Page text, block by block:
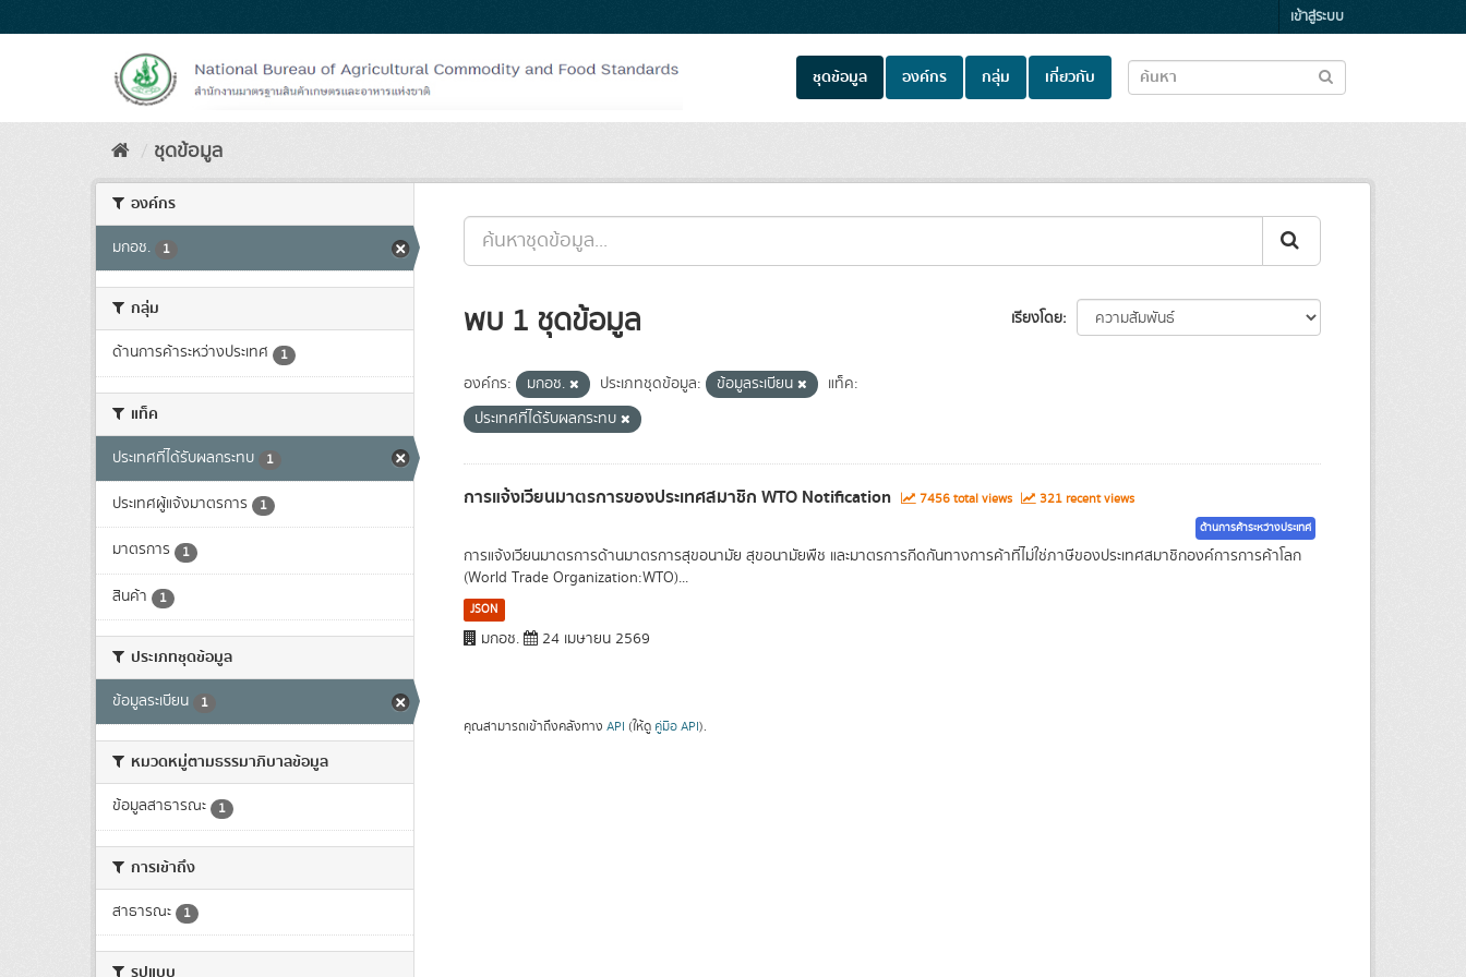
to
เข้าสู่ระบบ
ชุดข้อมูล องค์กร กลุ่ม เกี่ยวกับ
ชุดข้อมูล
องค์กร
มกอช. 1
กลุ่ม
ด้านการค้าระหว่างประเทศ 1
แท็ค
ประเทศที่ได้รับผลกระทบ 1
ประเทศผู้แจ้งมาตรการ 1
มาตรการ 1
สินค้า 1
ประเภทชุดข้อมูล
ข้อมูลระเบียน 1
หมวดหมู่ตามธรรมาภิบาลข้อมูล
ข้อมูลสาธารณะ 1
การเข้าถึง
สาธารณะ 1
เรียงโดย
พบ 1 ชุดข้อมูล
องค์กร: มกอช. ประเภทชุดข้อมูล: ข้อมูลระเบียน
แท็ค:
ประเทศที่ได้รับผลกระทบ
การแจ้งเวียนมาตรการของประเทศสมาชิก WTO Notification 7456 total views 321 recent views
ด้านการค้าระหว่างประเทศ
การแจ้งเวียนมาตรการด้านมาตรการสุขอนามัย สุขอนามัยพืช และมาตรการกีดกันทางการค้าที่ไม่ใช่ภาษีของประเทศสมาชิกองค์การการค้าโลก
(World Trade Organization:WTO)...
JSON
มกอช. 24 เมษายน 2569
คุณสามารถเข้าถึงคลังทาง API (ให้ดู คู่มือ API).